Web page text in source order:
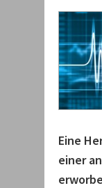
Eine
einer